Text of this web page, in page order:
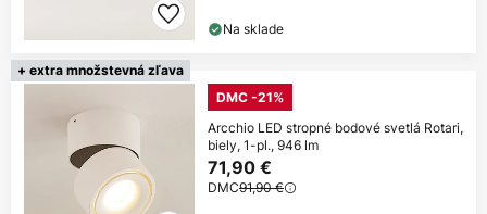
Na sklade
+ extra množstevná zľava
DMC -21%
Arcchio LED stropné bodové svetlá Rotari,
biely, 1-pl., 946 lm
71,90 €
DMC91,90 €